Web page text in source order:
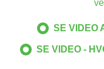
SVERIGE
SE VIDEO
SE VIDEO -